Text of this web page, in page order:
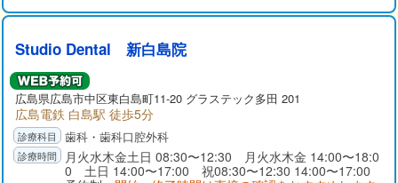
Studio Dental 新白島院
広島県広島市中区東白島町11-20 グラステック多田 201
広島電鉄 白島駅 徒歩5分
歯科・歯科口腔外科
月火水木金土日 08:30〜12:30 月火水木金 14:00〜18:0
0 土日 14:00〜17:00 祝08:30〜12:30 14:00〜17:00